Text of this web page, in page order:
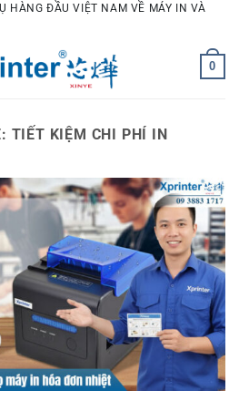
HÀNG ĐẦU VIỆT NAM VỀ MÁY IN VÀ
0
TIẾT KIỆM CHI PHÍ IN